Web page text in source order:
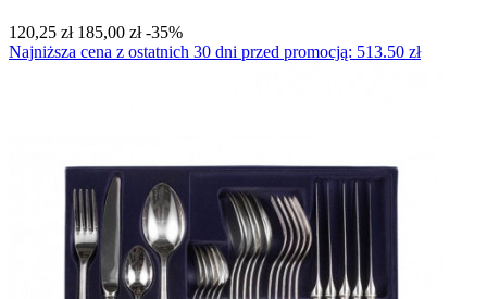
120,25 zł 185,00 zł -35%
Najniższa cena z ostatnich 30 dni przed promocją: 513.50 zł